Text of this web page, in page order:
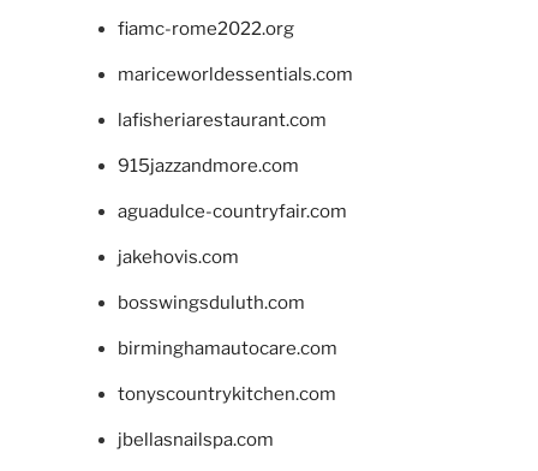
fiamc-rome2022.org
mariceworldessentials.com
lafisheriarestaurant.com
915jazzandmore.com
aguadulce-countryfair.com
jakehovis.com
bosswingsduluth.com
birminghamautocare.com
tonyscountrykitchen.com
jbellasnailspa.com